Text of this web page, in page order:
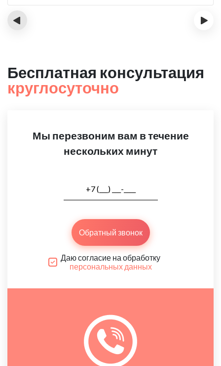
‹ ›
Бесплатная консультация
круглосуточно
Мы перезвоним вам в течение
нескольких минут
Обратный звонок
Даю согласие на обработку
персональных данных